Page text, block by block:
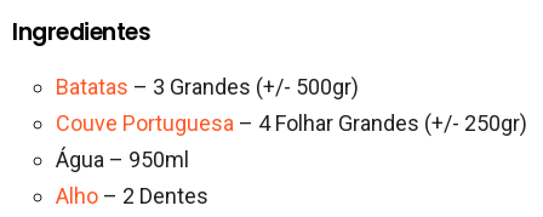
Ingredientes
Batatas – 3 Grandes (+/- 500gr)
Couve Portuguesa – 4 Folhar Grandes (+/- 250gr)
Água – 950ml
Alho – 2 Dentes